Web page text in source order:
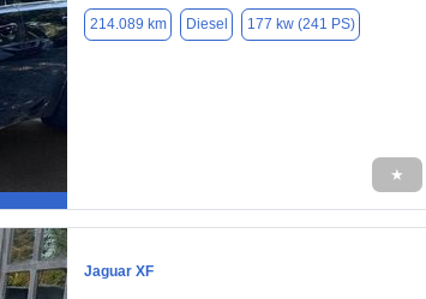
214.089 km Diesel 177 kw (241 PS)
★
Jaguar XF